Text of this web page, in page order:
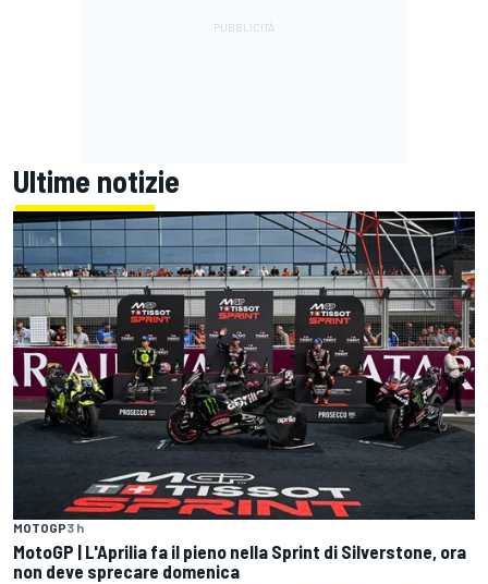
Ultime notizie
MOTOGP3 h
MotoGP | L'Aprilia fa il pieno nella Sprint di Silverstone, ora
non deve sprecare domenica